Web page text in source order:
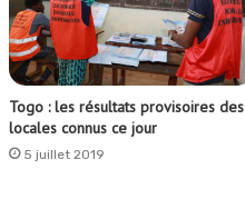
Togo : les résultats provisoires des
locales connus ce jour
5 juillet 2019